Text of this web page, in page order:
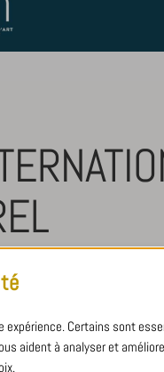
de Crézé !
Certains sont
aident à analyser et